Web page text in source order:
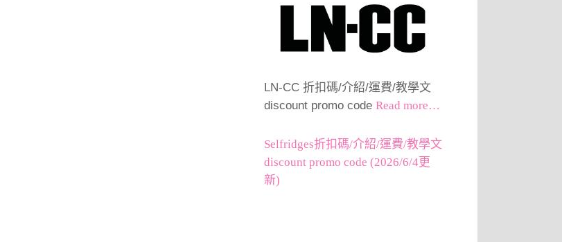
LN-CC 折扣碼/介紹/運費/教學文
discount promo code Read more…
Selfridges折扣碼/介紹/運費/教學文
discount promo code (2026/6/4更
新)